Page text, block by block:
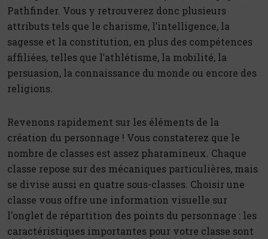
Pathfinder. Vous y retrouverez donc plusieurs
attributs tels que le charisme, l’intelligence, la
sagesse et la constitution, en plus des compétences
affiliées, telles que l’athlétisme, la mobilité, la
persuasion, la connaissance du monde ou encore des
religions.
Revenons rapidement sur les éléments de la
création du personnage ! Vous constaterez que le
nombre de classes est assez pharamineux. Chaque
classe repose sur des mécaniques particulières, mais
se divise aussi en quatre sous-classes. Choisir une
classe vous offre une information visuelle sur
l’onglet de répartition des points du personnage : les
caractéristiques importantes pour votre classe sont